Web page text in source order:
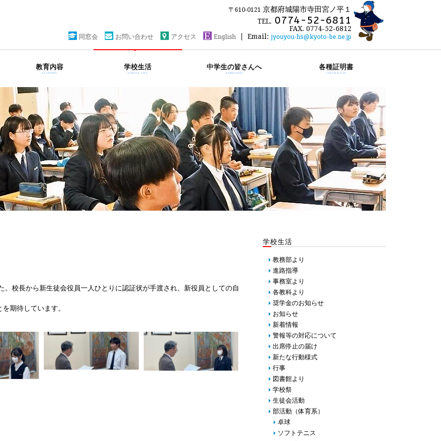
〒610-0121 京都府城陽市寺田宮ノ平１
TEL. 0774-52-6811
FAX. 0774-52-6812
| Email: jyouyou-hs@kyoto-be.ne.jp
English
アクセス
お問い合わせ
同窓会
教育内容
LEARNING
学校生活
SCHOOL LIFE
中学生の皆さんへ
ADMISSION
各種証明書
CERTIFICATE
。校長から新生徒会役員一人ひとりに認証状が手渡され、新役員としての自
期待しています。
学校生活
教務部より
進路指導
事務室より
各教科より
奨学金のお知らせ
お知らせ
新着情報
警報等の対応について
出席停止の届け
新たな行動様式
行事
図書館より
学校祭
生徒会活動
部活動（体育系）
卓球
ソフトテニス